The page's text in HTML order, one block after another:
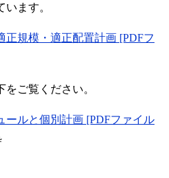
ます。
正規模・適正配置計画 [PDFフ
ご覧ください。
ールと個別計画 [PDFファイル